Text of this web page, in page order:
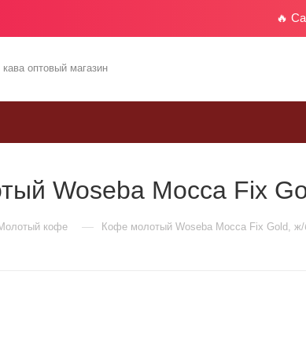
🔥
кава оптовый магазин
Woseba Mocca Fix
кофе — Кофе молотый Woseba Mocca Fix Gold, ж/